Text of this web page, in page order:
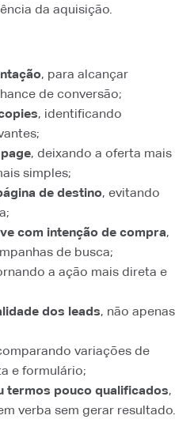
da aquisição.
, para alcançar
de conversão;
, identificando
, deixando a oferta mais
simples;
de destino, evitando
com intenção de compra,
de busca;
a ação mais direta e
dos leads, não apenas
variações de
e formulário;
termos pouco qualificados,
verba sem gerar resultado.